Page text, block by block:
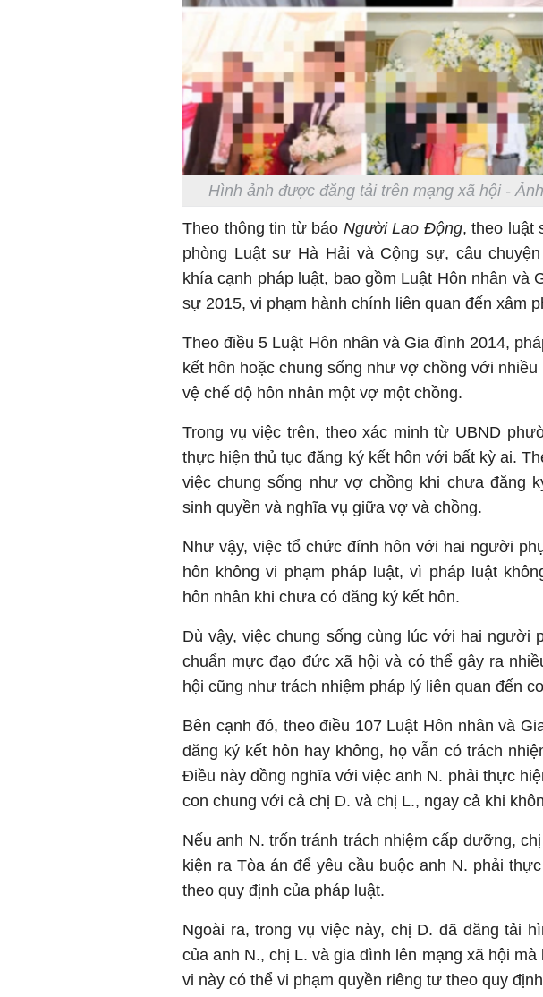
Hình ảnh được đăng tải trên mạng xã hội -
Theo thông tin từ báo Người Lao Động, theo luật
phòng Luật sư Hà Hải và Cộng sự, câu
khía cạnh pháp luật, bao gồm Luật Hôn nhân và
sự 2015, vi phạm hành chính liên quan đến xâm
Theo điều 5 Luật Hôn nhân và Gia đình 2014,
kết hôn hoặc chung sống như vợ chồng với
vệ chế độ hôn nhân một vợ một chồng.
Trong vụ việc trên, theo xác minh từ UBND
thực hiện thủ tục đăng ký kết hôn với bất kỳ ai.
việc chung sống như vợ chồng khi chưa đăng
sinh quyền và nghĩa vụ giữa vợ và chồng.
Như vậy, việc tổ chức đính hôn với hai người
hôn không vi phạm pháp luật, vì pháp luật
hôn nhân khi chưa có đăng ký kết hôn.
Dù vậy, việc chung sống cùng lúc với hai người
chuẩn mực đạo đức xã hội và có thể gây ra
hội cũng như trách nhiệm pháp lý liên quan đến
Bên cạnh đó, theo điều 107 Luật Hôn nhân và
đăng ký kết hôn hay không, họ vẫn có trách
Điều này đồng nghĩa với việc anh N. phải thực
con chung với cả chị D. và chị L., ngay cả khi
Nếu anh N. trốn tránh trách nhiệm cấp dưỡng,
kiện ra Tòa án để yêu cầu buộc anh N. phải
theo quy định của pháp luật.
Ngoài ra, trong vụ việc này, chị D. đã đăng tải
của anh N., chị L. và gia đình lên mạng xã hội
vi này có thể vi phạm quyền riêng tư theo quy